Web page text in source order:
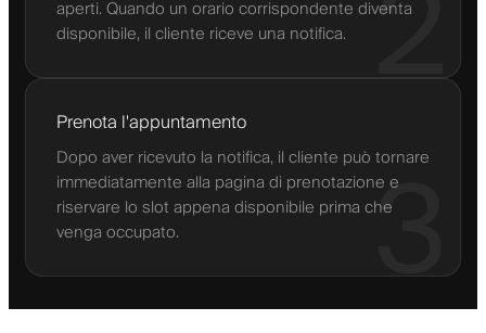
2
aperti. Quando un orario corrispondente diventa
disponibile, il cliente riceve una notifica.
3
Prenota l'appuntamento
Dopo aver ricevuto la notifica, il cliente può tornare
immediatamente alla pagina di prenotazione e
riservare lo slot appena disponibile prima che
venga occupato.